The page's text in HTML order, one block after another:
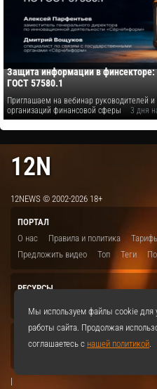
Защита информации в финсекторе:
ГОСТ 57580.1
Приглашаем на вебинар руководителей и
организаций финансовой сферы
3 дня
12N
12NEWS © 2002-2026 18+
ПОРТАЛ
О нас
Правила и политика
Предложить видео
Топ Теги
РЕСУРСЫ
|
Мы используем файлы cookie для
работы сайта. Продолжая
соглашаетесь с нашей политикой.